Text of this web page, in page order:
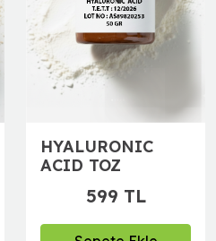
HYALURONIC
ACID TOZ
599 TL